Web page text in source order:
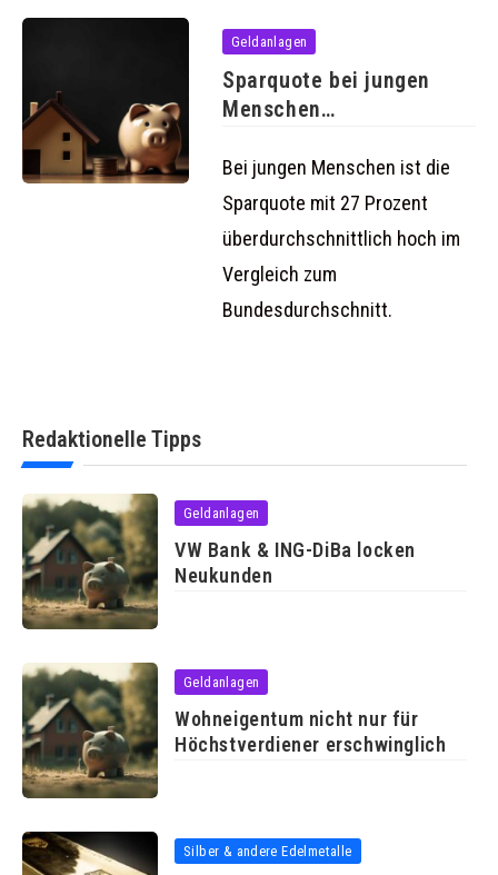
Geldanlagen
Sparquote bei jungen
Menschen
hoch
Bei jungen Menschen ist die
Sparquote mit 27 Prozent
überdurchschnittlich hoch im
Vergleich zum
Bundesdurchschnitt.
Redaktionelle Tipps
Geldanlagen
VW Bank & ING-DiBa locken
Neukunden
Geldanlagen
Wohneigentum nicht nur für
Höchstverdiener erschwinglich
Silber & andere Edelmetalle